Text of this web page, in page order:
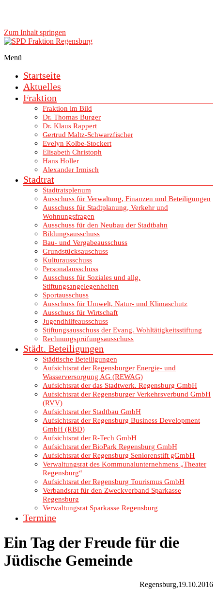
Zum Inhalt springen
SPD Fraktion Regensburg
Menü
Startseite
Aktuelles
Fraktion
Fraktion im Bild
Dr. Thomas Burger
Dr. Klaus Rappert
Gertrud Maltz-Schwarzfischer
Evelyn Kolbe-Stockert
Elisabeth Christoph
Hans Holler
Alexander Irmisch
Stadtrat
Stadtratsplenum
Ausschuss für Verwaltung, Finanzen und Beteiligungen
Ausschuss für Stadtplanung, Verkehr und
Wohnungsfragen
Ausschuss für den Neubau der Stadtbahn
Bildungsausschuss
Bau- und Vergabeausschuss
Grundstücksauschuss
Kulturausschuss
Personalausschuss
Ausschuss für Soziales und allg.
Stiftungsangelegenheiten
Sportausschuss
Ausschuss für Umwelt, Natur- und Klimaschutz
Ausschuss für Wirtschaft
Jugendhilfeausschuss
Stiftungsausschuss der Evang. Wohltätigkeitsstiftung
Rechnungsprüfungsausschuss
Städt. Beteiligungen
Städtische Beteiligungen
Aufsichtsrat der Regensburger Energie- und
Wasserversorgung AG (REWAG)
Aufsichtsrat der das Stadtwerk. Regensburg GmbH
Aufsichtsrat der Regensburger Verkehrsverbund GmbH
(RVV)
Aufsichtsrat der Stadtbau GmbH
Aufsichtsrat der Regensburg Business Development
GmbH (RBD)
Aufsichtsrat der R-Tech GmbH
Aufsichtsrat der BioPark Regensburg GmbH
Aufsichtsrat der Regensburg Seniorenstift gGmbH
Verwaltungsrat des Kommunalunternehmens „Theater
Regensburg“
Aufsichtsrat der Regensburg Tourismus GmbH
Verbandsrat für den Zweckverband Sparkasse
Regensburg
Verwaltungsrat Sparkasse Regensburg
Termine
Ein Tag der Freude für die
Jüdische Gemeinde
Regensburg,19.10.2016